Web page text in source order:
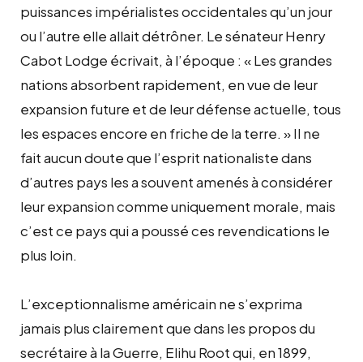
puissances impérialistes occidentales qu’un jour
ou l’autre elle allait détrôner. Le sénateur Henry
Cabot Lodge écrivait, à l’époque : « Les grandes
nations absorbent rapidement, en vue de leur
expansion future et de leur défense actuelle, tous
les espaces encore en friche de la terre. » Il ne
fait aucun doute que l’esprit nationaliste dans
d’autres pays les a souvent amenés à considérer
leur expansion comme uniquement morale, mais
c’est ce pays qui a poussé ces revendications le
plus loin.
L’exceptionnalisme américain ne s’exprima
jamais plus clairement que dans les propos du
secrétaire à la Guerre, Elihu Root qui, en 1899,